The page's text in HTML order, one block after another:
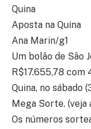
Quina
Aposta na Quina
Ana Marin/g1
Um bolão de São
R$17.655,78
Quina, no sábado
Mega Sorte. (veja
Os números